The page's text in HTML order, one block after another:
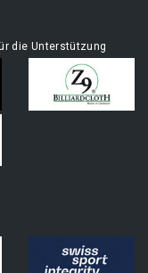
die Unterstützung